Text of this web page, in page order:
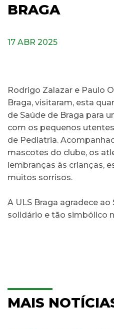
BRAGA
17 ABR 2025
Rodrigo Zalazar e Paulo
Braga, visitaram, esta
de Saúde de Braga para
com os pequenos
de Pediatria.
mascotes do clube, os
lembranças às crianças,
muitos sorrisos.
A ULS Braga agradece
solidário e tão simbólico
MAIS